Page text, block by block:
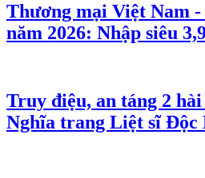
Thương mại Việt Nam
năm 2026: Nhập siêu
Truy điệu, an táng 2
Nghĩa trang Liệt sĩ Độc